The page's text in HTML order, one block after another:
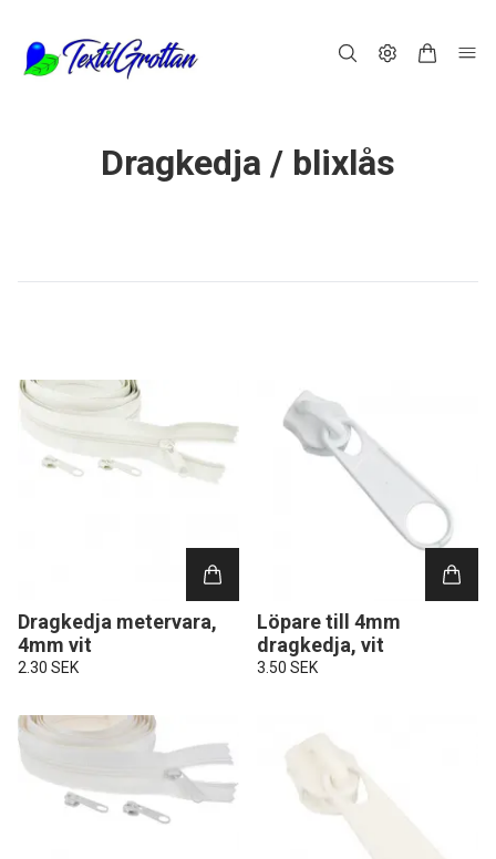
Dragkedja / blixlås
Dragkedja metervara,
4mm vit
2.30 SEK
Löpare till 4mm
dragkedja, vit
3.50 SEK